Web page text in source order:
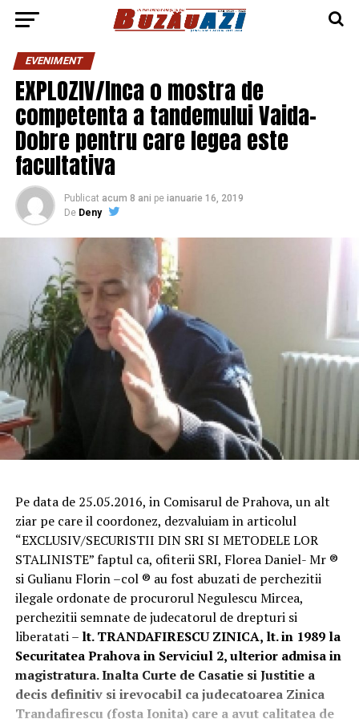
EVENIMENT
EXPLOZIV/Inca o mostra de
competenta a tandemului Vaida-
Dobre pentru care legea este
facultativa
Publicat acum 8 ani pe ianuarie 16, 2019
De Deny
Pe data de 25.05.2016, in Comisarul de Prahova, un alt
ziar pe care il coordonez, dezvaluiam in articolul
“EXCLUSIV/SECURISTII DIN SRI SI METODELE LOR
STALINISTE” faptul ca, ofiterii SRI, Florea Daniel- Mr ®
si Gulianu Florin –col ® au fost abuzati de perchezitii
ilegale ordonate de procurorul Negulescu Mircea,
perchezitii semnate de judecatorul de drepturi si
liberatati – lt. TRANDAFIRESCU ZINICA, lt. in 1989 la
Securitatea Prahova in Serviciul 2, ulterior admisa in
magistratura. Inalta Curte de Casatie si Justitie a
decis definitiv si irevocabil ca judecatoarea Zinica
Trandafirescu (fosta Ionita) care a avut calitatea de